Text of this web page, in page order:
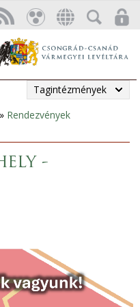
Tagintézmények
» Rendezvények
-